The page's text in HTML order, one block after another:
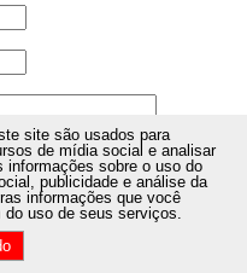
site são usados ​​para
de mídia social e analisar
informações sobre o uso do
publicidade e análise da
informações que você
uso de seus serviços.